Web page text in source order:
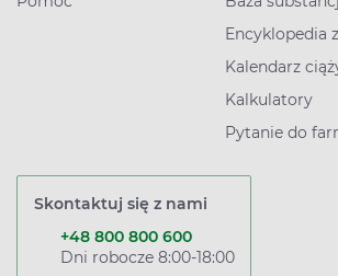
Encyklopedia
Kalendarz
Kalkulatory
Pytanie do
Skontaktuj się z nami
+48 800 800 600
Dni robocze 8:00-18:00